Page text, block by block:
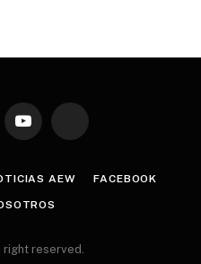
YouTube TikTok
AEW FACEBOOK
reserved.